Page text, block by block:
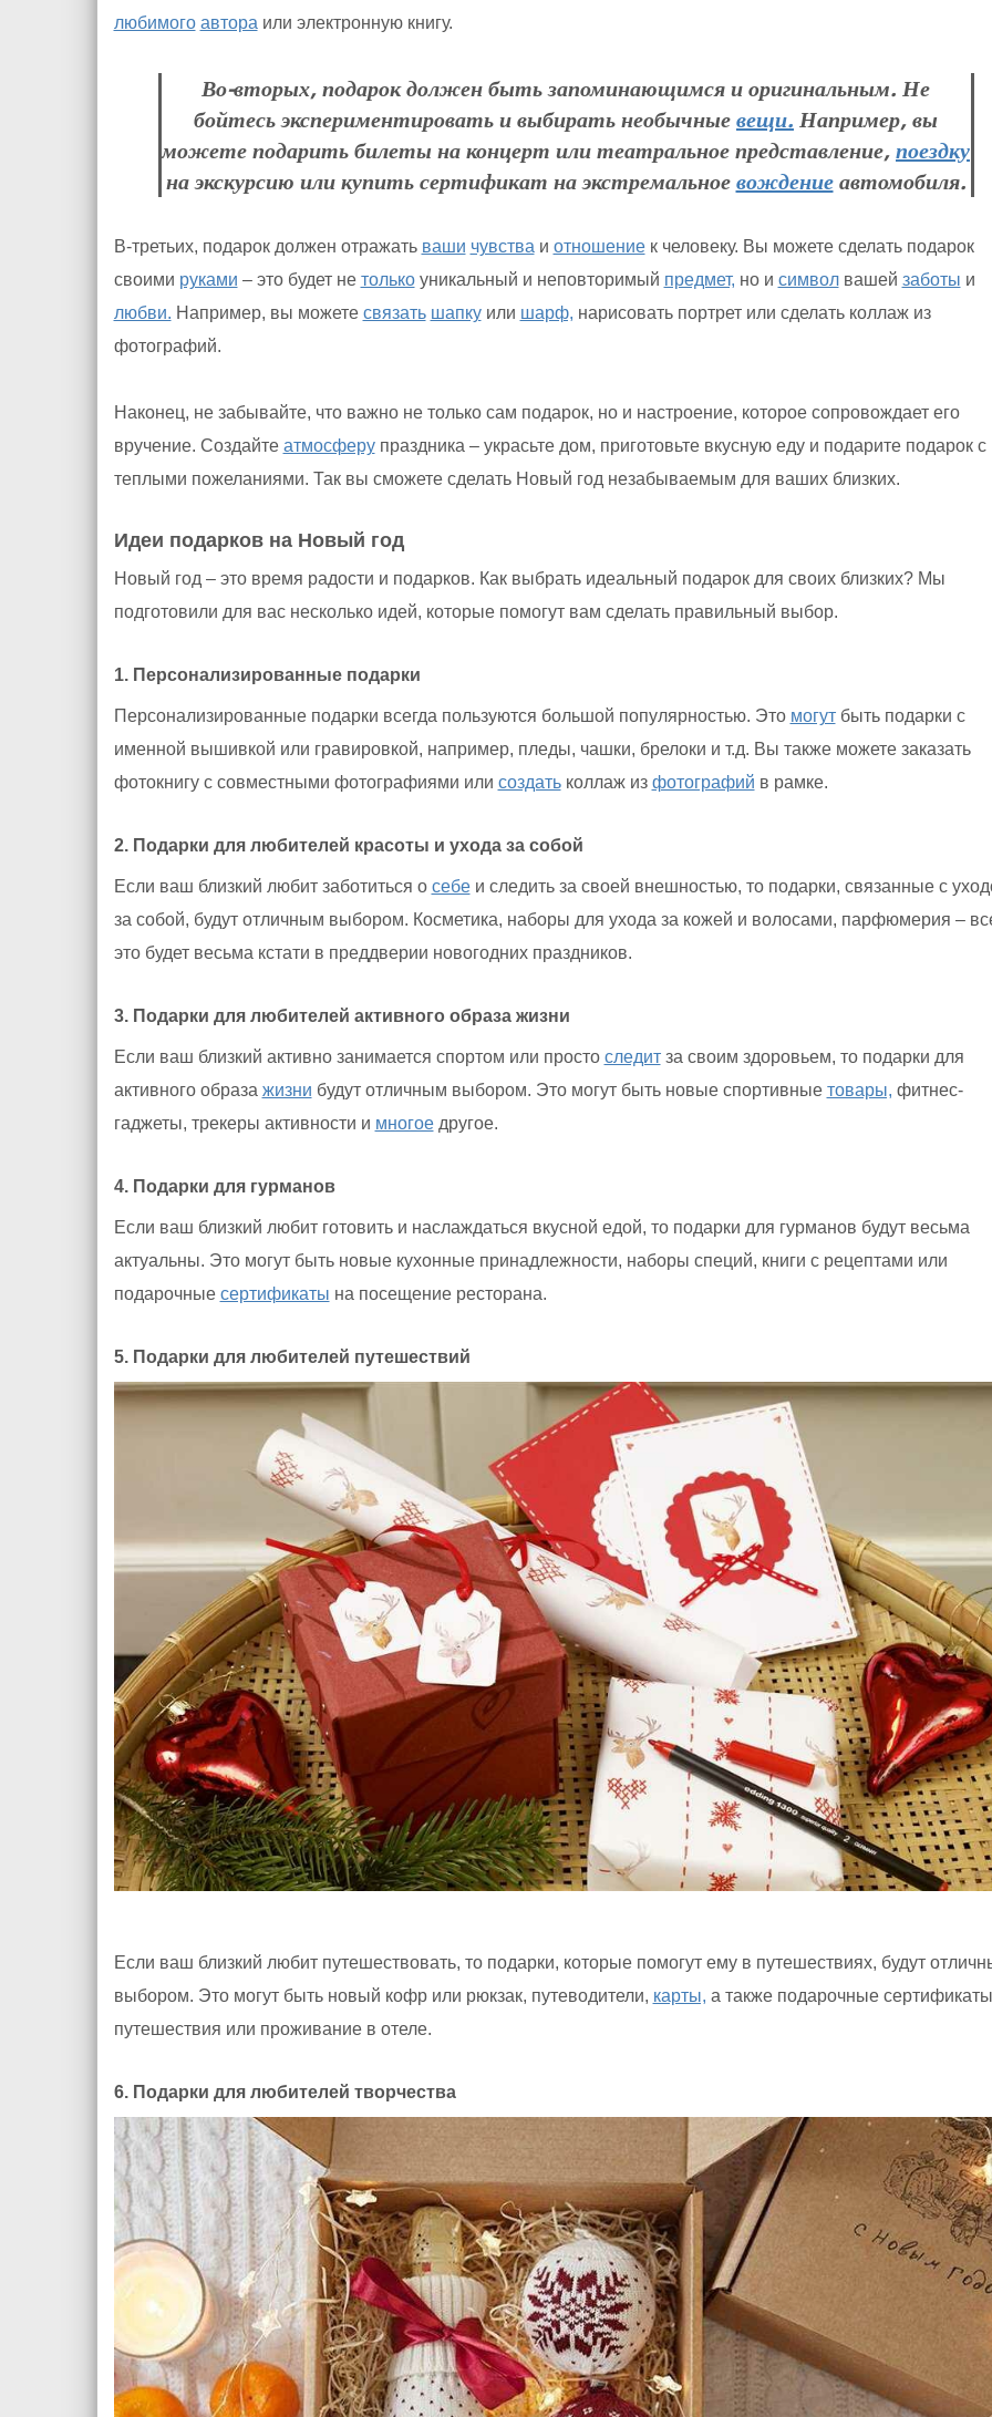
любимого автора или электронную книгу.
Во-вторых, подарок должен быть запоминающимся и оригинальным. Не
бойтесь экспериментировать и выбирать необычныевещи. Например, вы
можете подарить билеты на концерт или театральное представление,поездку
на экскурсию или купить сертификат на экстремальноевождениеавтомобиля.
В-третьих, подарок должен отражать ваши чувства и отношениек человеку. Вы можете сделать подарок
своими руками – это будет не толькоуникальный и неповторимый предмет, но и символвашей заботы и
любви. Например, вы можете связать шапкуили шарф, нарисовать портрет или сделать коллаж из
фотографий.
Наконец, не забывайте, что важно не только сам подарок, но и настроение, которое сопровождает его
вручение. Создайте атмосферупраздника – украсьте дом, приготовьте вкусную еду и подарите подарок с
теплыми пожеланиями. Так вы сможете сделать Новый год незабываемым для ваших близких.
Идеи подарков на Новый год
Новый год – это время радости и подарков. Как выбрать идеальный подарок для своих близких? Мы
подготовили для вас несколько идей, которые помогут вам сделать правильный выбор.
1. Персонализированные подарки
Персонализированные подарки всегда пользуются большой популярностью. Это могутбыть подарки с
именной вышивкой или гравировкой, например, пледы, чашки, брелоки и т.д. Вы также можете заказать
фотокнигу с совместными фотографиями или создатьколлаж из фотографий в рамке.
2. Подарки для любителей красоты и ухода за собой
Если ваш близкий любит заботиться о себеи следить за своей внешностью, то подарки, связанные с
за собой, будут отличным выбором. Косметика, наборы для ухода за кожей и волосами, парфюмерия –
это будет весьма кстати в преддверии новогодних праздников.
3. Подарки для любителей активного образа жизни
Если ваш близкий активно занимается спортом или просто следитза своим здоровьем, то подарки для
активного образа жизни будут отличным выбором. Это могут быть новые спортивные товары, фитнес-
гаджеты, трекеры активности и многоедругое.
4. Подарки для гурманов
Если ваш близкий любит готовить и наслаждаться вкусной едой, то подарки для гурманов будут весьма
актуальны. Это могут быть новые кухонные принадлежности, наборы специй, книги с рецептами или
подарочные сертификаты на посещение ресторана.
5. Подарки для любителей путешествий
Если ваш близкий любит путешествовать, то подарки, которые помогут ему в путешествиях, будут
выбором. Это могут быть новый кофр или рюкзак, путеводители, карты, а также подарочные
путешествия или проживание в отеле.
6. Подарки для любителей творчества